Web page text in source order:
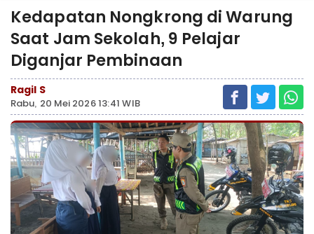
Kedapatan Nongkrong di Warung
Saat Jam Sekolah, 9 Pelajar
Diganjar Pembinaan
Ragil S
Rabu, 20 Mei 2026 13:41 WIB